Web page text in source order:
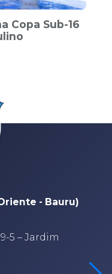
Copa Sub-16
- Bauru)
5 – Jardim